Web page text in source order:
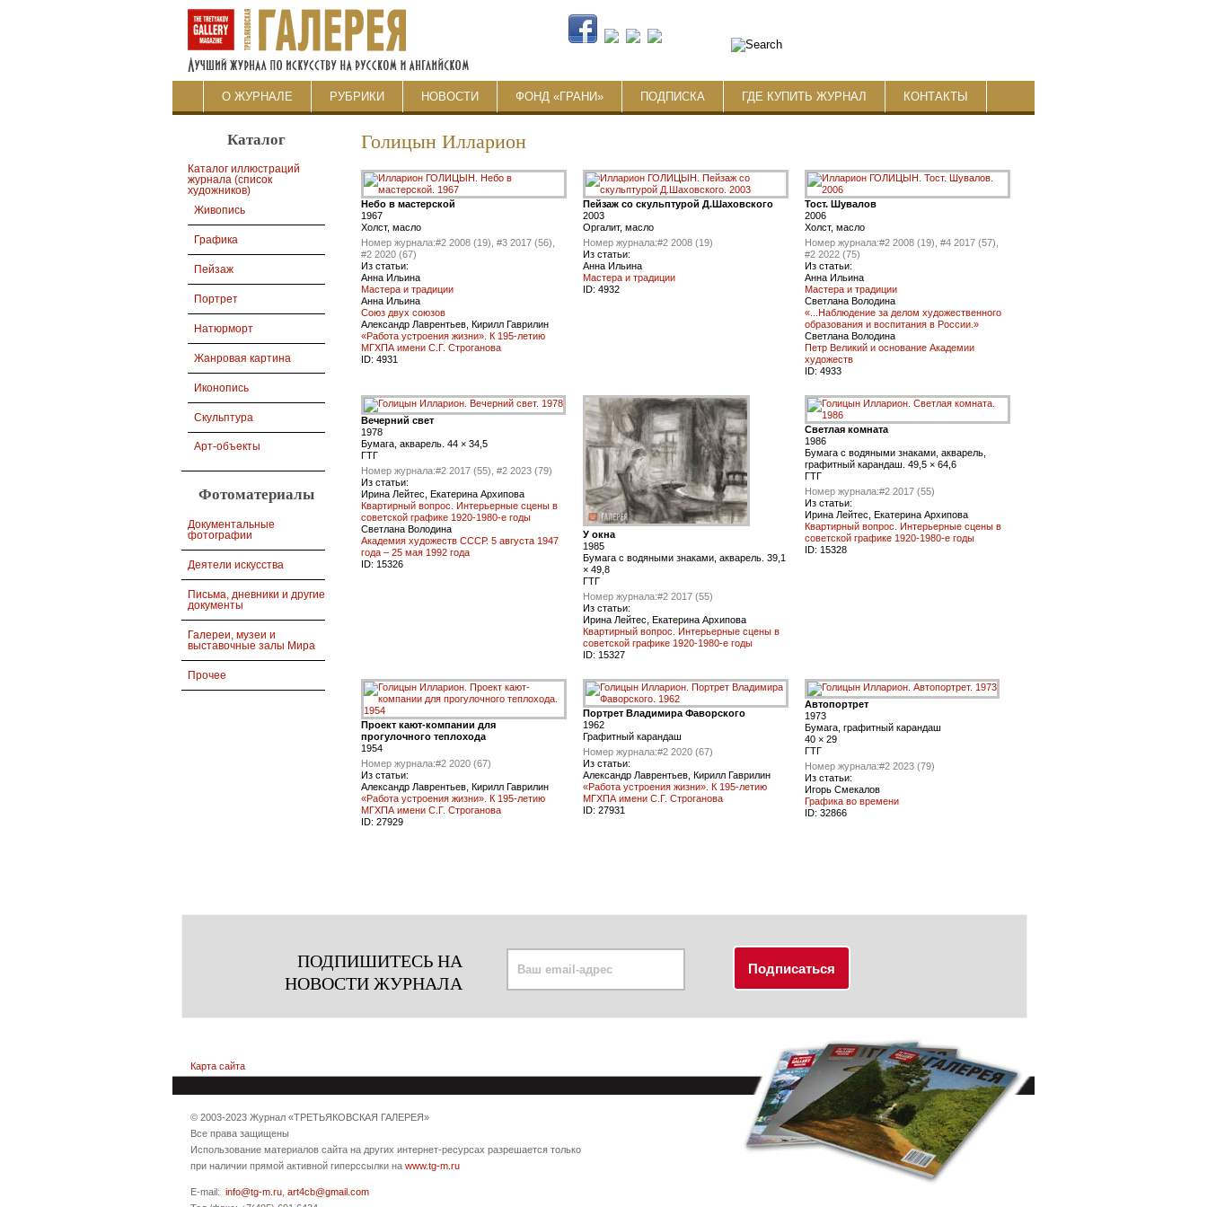
О ЖУРНАЛЕ РУБРИКИ НОВОСТИ ФОНД «ГРАНИ» ПОДПИСКА ГДЕ КУПИТЬ ЖУРНАЛ КОНТАКТЫ
Каталог
Каталог иллюстраций
журнала (список
художников)
Живопись
Графика
Пейзаж
Портрет
Натюрморт
Жанровая картина
Иконопись
Скульптура
Арт-объекты
Фотоматериалы
Документальные
фотографии
Деятели искусства
Письма, дневники и другие
документы
Галереи, музеи и
выставочные залы Мира
Прочее
Голицын Илларион
Небо в мастерской
1967
Холст, масло
Номер журнала:#2 2008 (19), #3 2017 (56),
#2 2020 (67)
Из статьи:
Анна Ильина
Мастера и традиции
Анна Ильина
Союз двух союзов
Александр Лаврентьев, Кирилл Гаврилин
«Работа устроения жизни». К 195-летию
МГХПА имени С.Г. Строганова
ID: 4931
Пейзаж со скульптурой Д.Шаховского
2003
Оргалит, масло
Номер журнала:#2 2008 (19)
Из статьи:
Анна Ильина
Мастера и традиции
ID: 4932
Тост. Шувалов
2006
Холст, масло
Номер журнала:#2 2008 (19), #4 2017 (57),
#2 2022 (75)
Из статьи:
Анна Ильина
Мастера и традиции
Светлана Володина
«...Наблюдение за делом художественного
образования и воспитания в России.»
Светлана Володина
Петр Великий и основание Академии
художеств
ID: 4933
Вечерний свет
1978
Бумага, акварель. 44 × 34,5
ГТГ
Номер журнала:#2 2017 (55), #2 2023 (79)
Из статьи:
Ирина Лейтес, Екатерина Архипова
Квартирный вопрос. Интерьерные сцены в
советской графике 1920-1980-е годы
Светлана Володина
Академия художеств СССР. 5 августа 1947
года – 25 мая 1992 года
ID: 15326
У окна
1985
Бумага с водяными знаками, акварель. 39,1
× 49,8
ГТГ
Номер журнала:#2 2017 (55)
Из статьи:
Ирина Лейтес, Екатерина Архипова
Квартирный вопрос. Интерьерные сцены в
советской графике 1920-1980-е годы
ID: 15327
Светлая комната
1986
Бумага с водяными знаками, акварель,
графитный карандаш. 49,5 × 64,6
ГТГ
Номер журнала:#2 2017 (55)
Из статьи:
Ирина Лейтес, Екатерина Архипова
Квартирный вопрос. Интерьерные сцены в
советской графике 1920-1980-е годы
ID: 15328
Проект кают-компании для
прогулочного теплохода
1954
Номер журнала:#2 2020 (67)
Из статьи:
Александр Лаврентьев, Кирилл Гаврилин
«Работа устроения жизни». К 195-летию
МГХПА имени С.Г. Строганова
ID: 27929
Портрет Владимира Фаворского
1962
Графитный карандаш
Номер журнала:#2 2020 (67)
Из статьи:
Александр Лаврентьев, Кирилл Гаврилин
«Работа устроения жизни». К 195-летию
МГХПА имени С.Г. Строганова
ID: 27931
Автопортрет
1973
Бумага, графитный карандаш
40 × 29
ГТГ
Номер журнала:#2 2023 (79)
Из статьи:
Игорь Смекалов
Графика во времени
ID: 32866
ПОДПИШИТЕСЬ НА
НОВОСТИ ЖУРНАЛА
Карта сайта
© 2003-2023 Журнал «ТРЕТЬЯКОВСКАЯ ГАЛЕРЕЯ»
Все права защищены
Использование материалов сайта на других интернет-ресурсах разрешается только
при наличии прямой активной гиперссылки на www.tg-m.ru
E-mail: info@tg-m.ru art4cb@gmail.com